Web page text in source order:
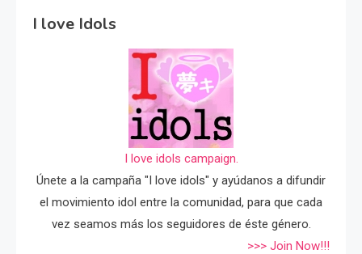
I love Idols
I love idols campaign.
Únete a la campaña "I love idols" y ayúdanos a difundir
el movimiento idol entre la comunidad, para que cada
vez seamos más los seguidores de éste género.
>>> Join Now!!!